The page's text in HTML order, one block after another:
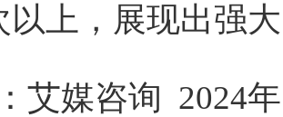
以上，展现出强
艾媒咨询 2024